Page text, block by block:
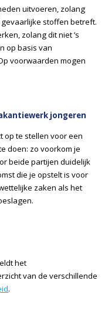
uitvoeren, zolang
stoffen betreft.
zolang dit niet ’s
op basis van
voorwaarden mogen
jongeren
op te stellen voor een
doen: zo voorkom je
beide partijen duidelijk
die je opstelt is voor
zaken als het
het
van de verschillende
.